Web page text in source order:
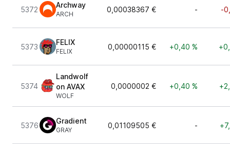
5372
Archway
ARCH
0,00038367 € - -
5373
FELIX
FELIX
0,00000115 € +0,40 %
5374
Landwolf
on AVAX
WOLF
0,0000002 € +0,40 %
5376
Gradient
GRAY
0,01109505 € -